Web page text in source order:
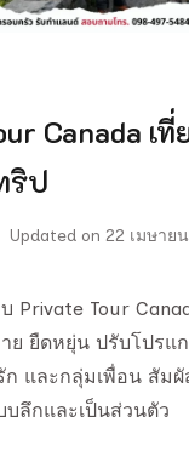
Canada เ
ริป
Updated on 22 เมษาย
Private Tour
ย ยืดหยุ่น ปรับโปรแก
ก และกลุ่มเพื่อน สัม
บลึกและเป็นส่วนตัว